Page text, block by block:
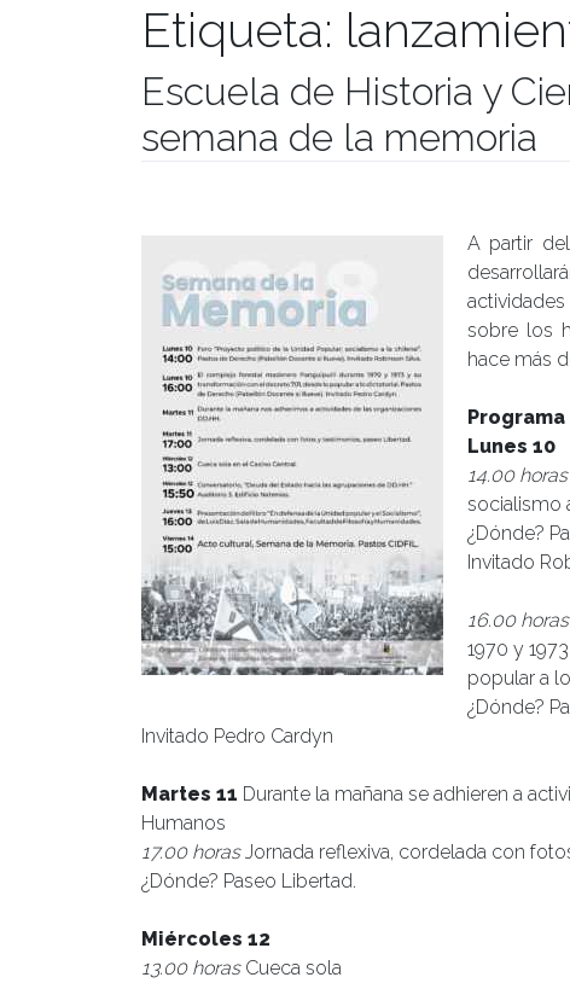
Etiqueta:
Escuela de Historia y
semana de la memoria
A partir
sobre los
hace más
Lunes 10
14.00 horas
socialismo
¿Dónde?
Invitado
16.00 horas
1970 y
popular a
¿Dónde?
Invitado Pedro Cardyn
Martes 11 Durante la mañana se adhieren a
Humanos
17.00 horasJornada reflexiva, cordelada con
¿Dónde? Paseo Libertad.
Miércoles 12
13.00 horasCueca sola